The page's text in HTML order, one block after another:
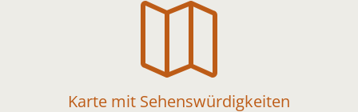

Karte mit Sehenswürdigkeiten